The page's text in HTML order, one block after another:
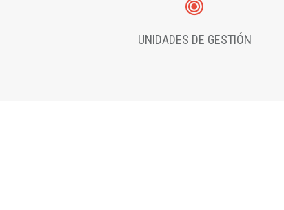
UNIDADES DE GESTIÓN